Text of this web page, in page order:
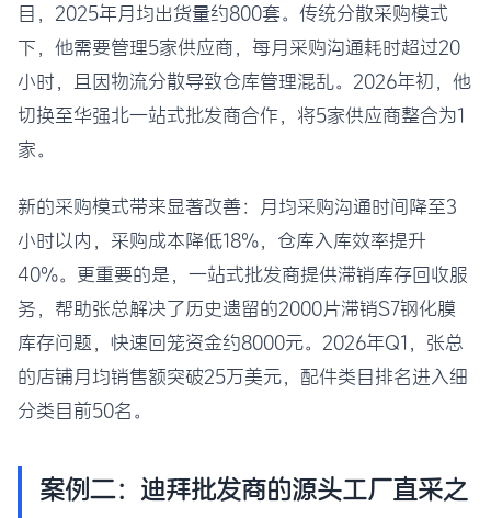
目，2025年月均出货量约800套。传统分散采购模式
下，他需要管理5家供应商，每月采购沟通耗时超过20
小时，且因物流分散导致仓库管理混乱。2026年初，他
切换至华强北一站式批发商合作，将5家供应商整合为1
家。
新的采购模式带来显著改善：月均采购沟通时间降至3
小时以内，采购成本降低18%，仓库入库效率提升
40%。更重要的是，一站式批发商提供滞销库存回收服
务，帮助张总解决了历史遗留的2000片滞销S7钢化膜
库存问题，快速回笼资金约8000元。2026年Q1，张总
的店铺月均销售额突破25万美元，配件类目排名进入细
分类目前50名。
案例二：迪拜批发商的源头工厂直采之